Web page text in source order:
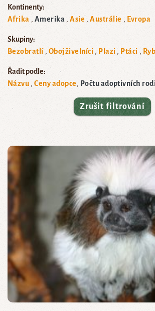
Kontinenty:
Afrika
Amerika Asie Austrálie Evropa
Skupiny:
Bezobratlí
Obojživelníci Plazi Ptáci
Řadit podle:
Názvu
Ceny adopce Počtu adoptivních
Zrušit filtrování